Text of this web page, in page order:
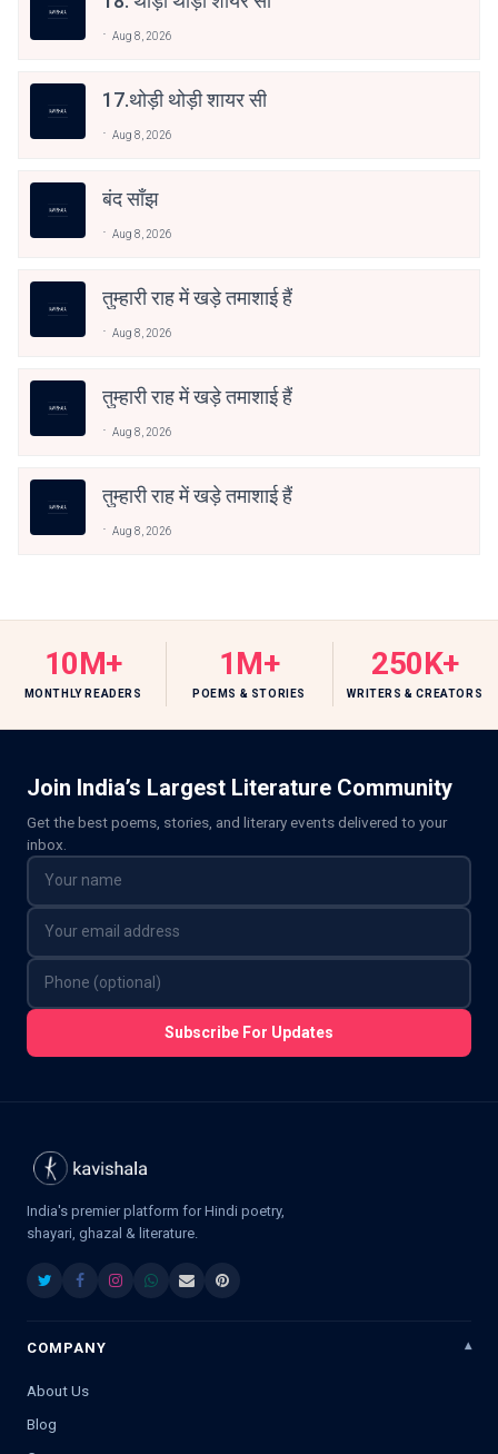
Aug 8, 2026
17.थोड़ी थोड़ी शायर सी
Aug 8, 2026
बंद साँझ
Aug 8, 2026
तुम्हारी राह में खड़े तमाशाई हैं
Aug 8, 2026
तुम्हारी राह में खड़े तमाशाई हैं
Aug 8, 2026
तुम्हारी राह में खड़े तमाशाई हैं
Aug 8, 2026
10M+
MONTHLY READERS
1M+
POEMS & STORIES
250K+
WRITERS & CREATORS
Join India’s Largest Literature Community
Get the best poems, stories, and literary events delivered to your
inbox.
Subscribe For Updates
India's premier platform for Hindi poetry,
shayari, ghazal & literature.
COMPANY
About Us
Blog